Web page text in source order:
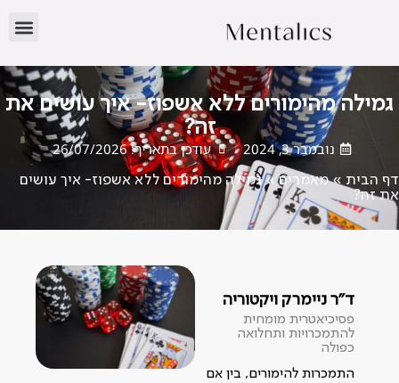
גמילה מהימורים ללא אשפוז- איך עושים את
זה?
נובמבר 3, 2024 עודכן בתאריך: 26/07/2026
דף הבית »מאמרים»גמילה מהימורים ללא אשפוז- איך עושים
את זה?
ד"ר ניימרק ויקטוריה
פסיכיאטרית מומחית
להתמכרויות ותחלואה
כפולה
התמכרות להימורים, בין אם